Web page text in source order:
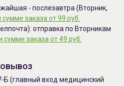
- послезавтра (Вторник,
заказа от 99 руб.
отправка по Вторникам
сумме заказа от 49 руб.
Б (главный вход медицинский